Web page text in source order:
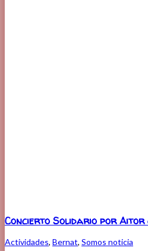
Concierto Solidario por Aitor
Actividades, Bernat, Somos noticia